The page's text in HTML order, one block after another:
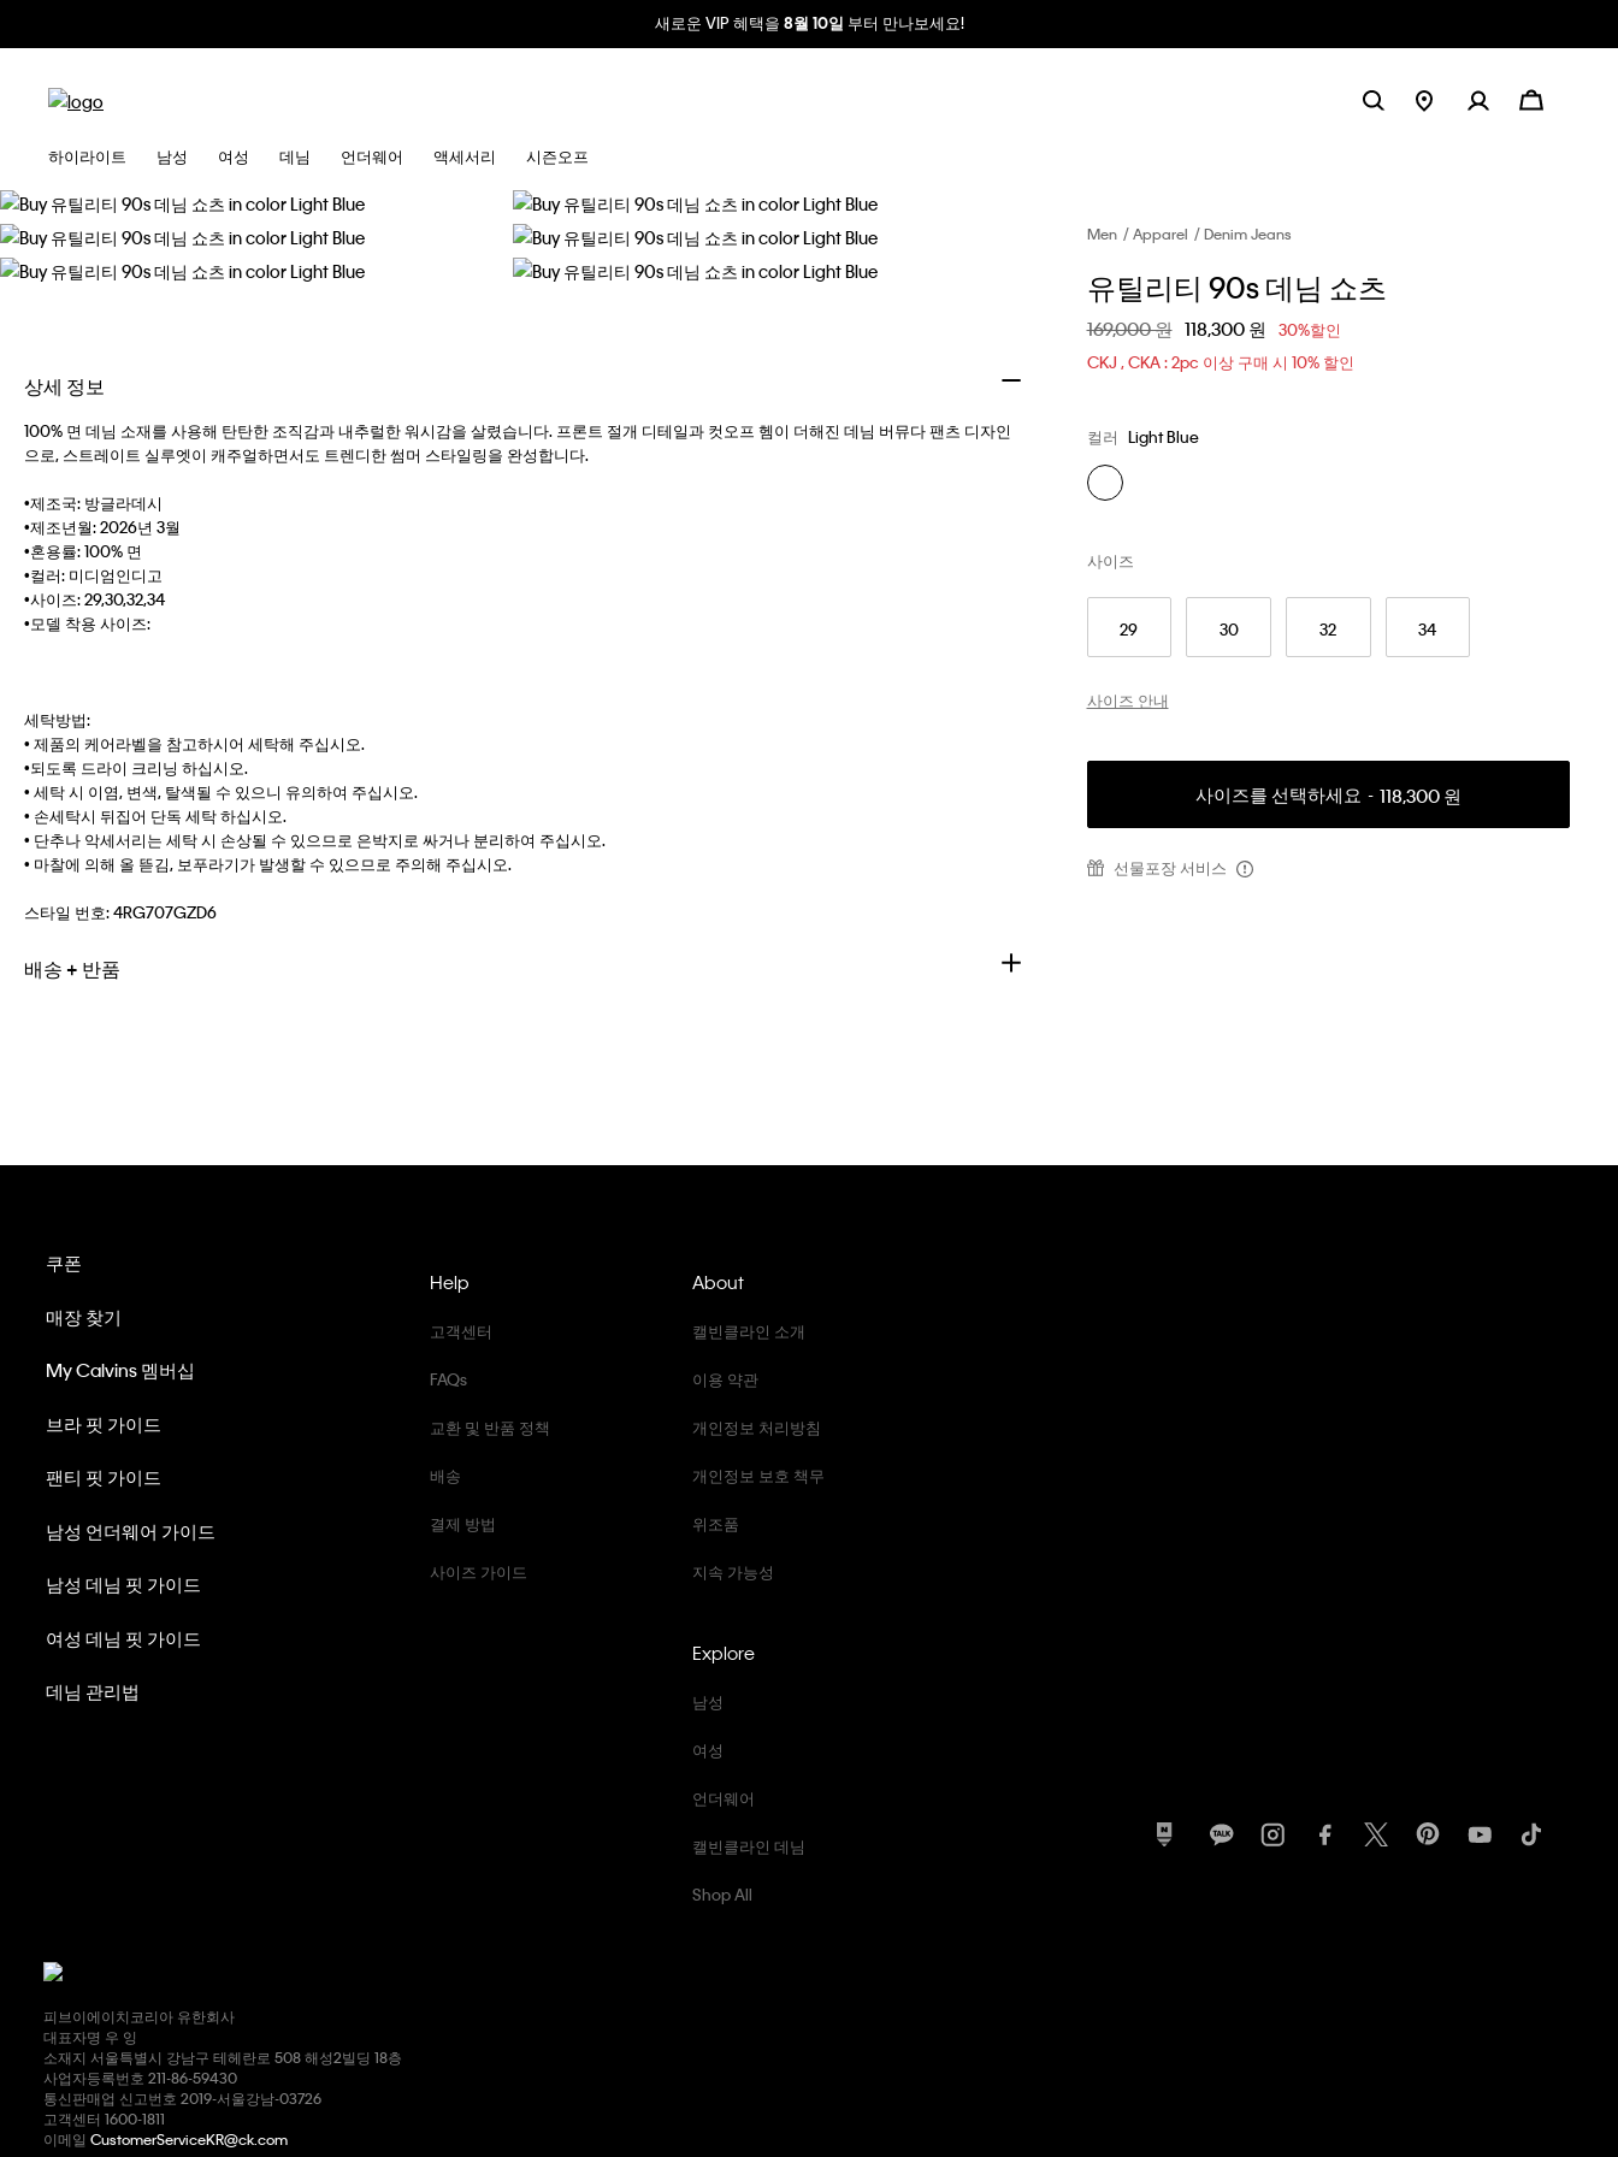
새로운 VIP 혜택을 8월 10일 부터 만나보세요!
하이라이트 남성 여성 데님 언더웨어 액세서리 시즌오프
상세 정보
100% 면 데님 소재를 사용해 탄탄한 조직감과 내추럴한 워시감을 살렸습니다. 프론트 절개 디테일과 컷오프 헴이 더해진 데님 버뮤다 팬츠 디자인
으로, 스트레이트 실루엣이 캐주얼하면서도 트렌디한 썸머 스타일링을 완성합니다.
•제조국: 방글라데시
•제조년월: 2026년 3월
•혼용률: 100% 면
•컬러: 미디엄인디고
•사이즈: 29,30,32,34
•모델 착용 사이즈:
세탁방법:
• 제품의 케어라벨을 참고하시어 세탁해 주십시오.
•되도록 드라이 크리닝 하십시오.
• 세탁 시 이염, 변색, 탈색될 수 있으니 유의하여 주십시오.
• 손세탁시 뒤집어 단독 세탁 하십시오.
• 단추나 악세서리는 세탁 시 손상될 수 있으므로 은박지로 싸거나 분리하여 주십시오.
• 마찰에 의해 올 뜯김, 보푸라기가 발생할 수 있으므로 주의해 주십시오.
스타일 번호:4RG707GZD6
배송 + 반품
Men Apparel Denim Jeans
유틸리티 90s 데님 쇼츠
할인 전 가격
169,000 원할인된 가격
118,300 원
30%할인
CKJ , CKA : 2pc 이상 구매 시 10% 할인
컬러 Light Blue
29 30 32 34
사이즈
사이즈 안내
사이즈를 선택하세요 118,300 원
선물포장 서비스
Help
고객센터
FAQs
교환 및 반품 정책
배송
결제 방법
사이즈 가이드
쿠폰
매장 찾기
My Calvins 멤버십
브라 핏 가이드
팬티 핏 가이드
남성 언더웨어 가이드
남성 데님 핏 가이드
여성 데님 핏 가이드
데님 관리법
Explore
남성
여성
언더웨어
캘빈클라인 데님
Shop All
About
캘빈클라인 소개
이용 약관
개인정보 처리방침
개인정보 보호 책무
위조품
지속 가능성
피브이에이치코리아 유한회사
대표자명 우 잉
소재지 서울특별시 강남구 테헤란로 508 해성2빌딩 18층
사업자등록번호 211-86-59430
통신판매업 신고번호 2019-서울강남-03726
고객센터 1600-1811
이메일 CustomerServiceKR@ck.com